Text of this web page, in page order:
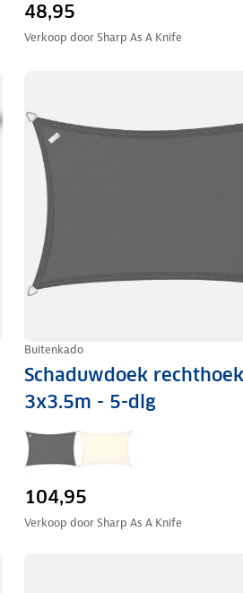
48,95
Verkoop doorSharp As A Knife
Buitenkado
Schaduwdoek
3x3.5m - 5-dlg
104,95
Verkoop doorSharp As A Knife